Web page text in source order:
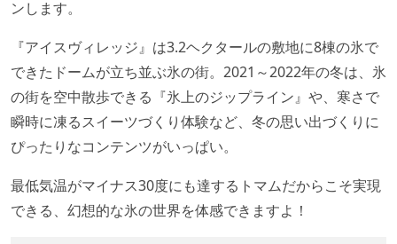
ンします。
『アイスヴィレッジ』は3.2ヘクタールの敷地に8棟の氷で
できたドームが立ち並ぶ氷の街。2021～2022年の冬は、氷
の街を空中散歩できる『氷上のジップライン』や、寒さで
瞬時に凍るスイーツづくり体験など、冬の思い出づくりに
ぴったりなコンテンツがいっぱい。
最低気温がマイナス30度にも達するトマムだからこそ実現
できる、幻想的な氷の世界を体感できますよ！